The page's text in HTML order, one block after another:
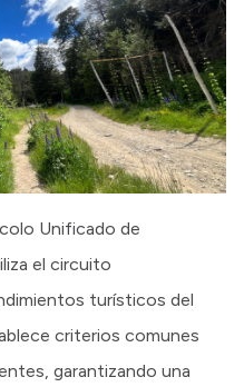
Unificado de
el circuito
turísticos del
criterios comunes
garantizando una